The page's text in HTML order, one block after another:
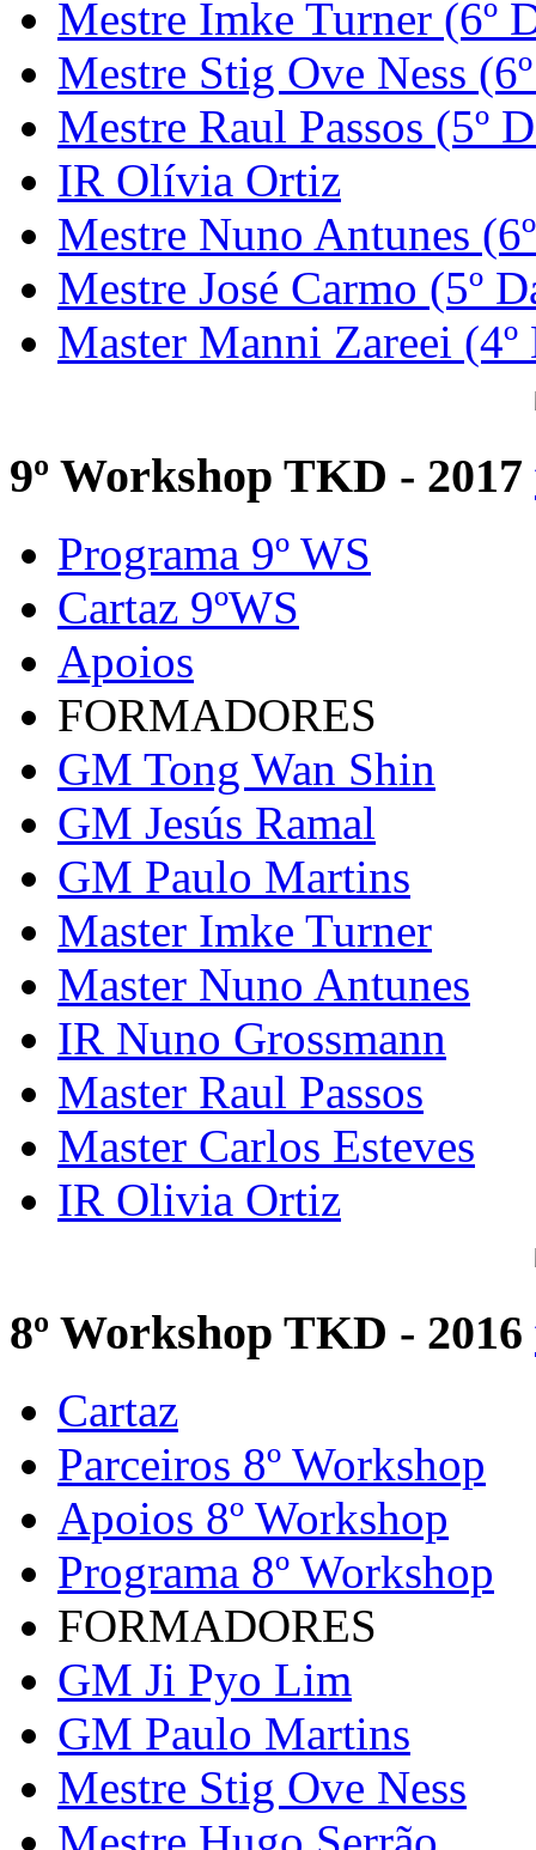
Mestre Imke Turner (6º
Mestre Stig Ove Ness
Mestre Raul Passos (5º
IR Olívia Ortiz
Mestre Nuno Antunes
Mestre José Carmo (5º
Master Manni Zareei (4º
9º Workshop TKD - 2017
Programa 9º WS
Cartaz 9ºWS
Apoios
FORMADORES
GM Tong Wan Shin
GM Jesús Ramal
GM Paulo Martins
Master Imke Turner
Master Nuno Antunes
IR Nuno Grossmann
Master Raul Passos
Master Carlos Esteves
IR Olivia Ortiz
8º Workshop TKD - 2016
Cartaz
Parceiros 8º Workshop
Apoios 8º Workshop
Programa 8º Workshop
FORMADORES
GM Ji Pyo Lim
GM Paulo Martins
Mestre Stig Ove Ness